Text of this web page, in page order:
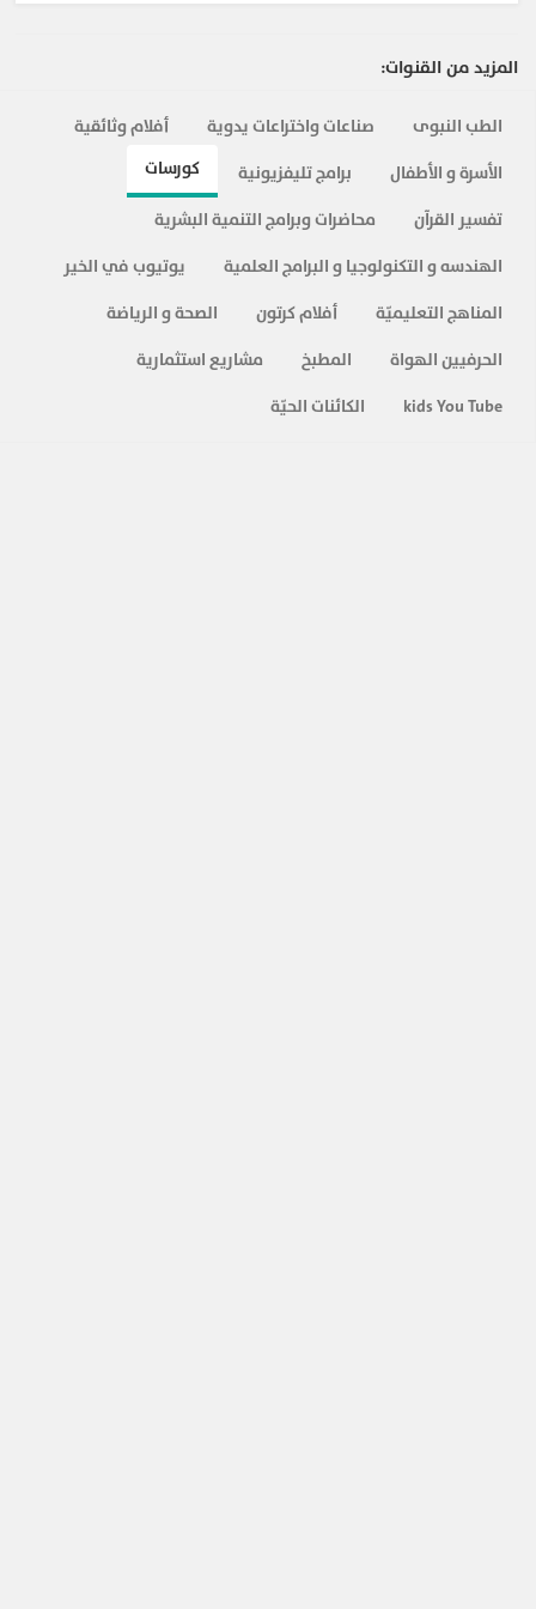
238 سلسلة تبسيط الطب
دكتور جودة محمد عواد ـــــــــــــــــــــــــــــــــــــــــــــــــــــــــــــــــــــــــــــــــــــــ أعراض قصور
وظائف الكلى أنواع الغسيل الكلوي زرع الكلى مضاعفات الغسيل الكلوي مضاعفات
زرع الكلى
228
تبسيط الطب | ارتفاع وظائف الكلى
سلسلة تبسيط الطب دكتور جودة محمد عواد ـــــــــــــــــــــــــــــــــــــــــــــــــــــــــــــــــــــــــــــــــــــــ ارتفاع وظائف
المزيد ...
المزيد من القنوات:
الطب النبوى صناعات واختراعات يدوية
أفلام وثائقية
الأسرة و الأطفال
برامج تليفزيونية
كورسات
تفسير القرآن
محاضرات وبرامج التنمية البشرية
الهندسه و التكنولوجيا و البرامج العلمية
يوتيوب في الخير
المناهج التعليميّة
أفلام كرتون
الصحة و الرياضة
الحرفيين الهواة
المطبخ
مشاريع استثمارية
kids You Tube
الكائنات الحيّة